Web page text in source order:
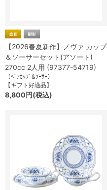
【2026春夏新作】ノヴァ カップ
＆ソーサーセット(アソート)
270cc 2人用 (97377-54719)
（ﾍﾟｱｶｯﾌﾟ&ｿｰｻｰ）
【ギフト好適品】
8,800円(税込)